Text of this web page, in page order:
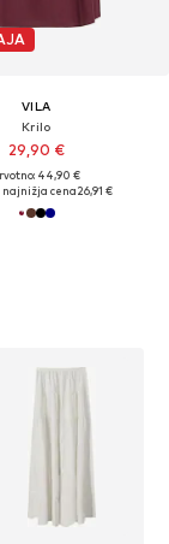
VILA
Krilo
29,90 €
44,90 €
cena26,91 €